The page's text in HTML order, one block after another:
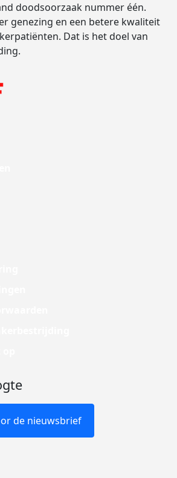
doodsoorzaak nummer één.
genezing en een betere kwaliteit
Dat is het doel van
de nieuwsbrief